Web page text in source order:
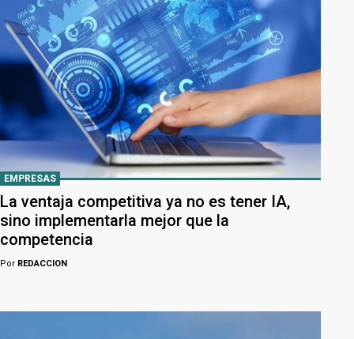
EMPRESAS
La ventaja competitiva ya no es tener IA,
sino implementarla mejor que la
competencia
Por REDACCION